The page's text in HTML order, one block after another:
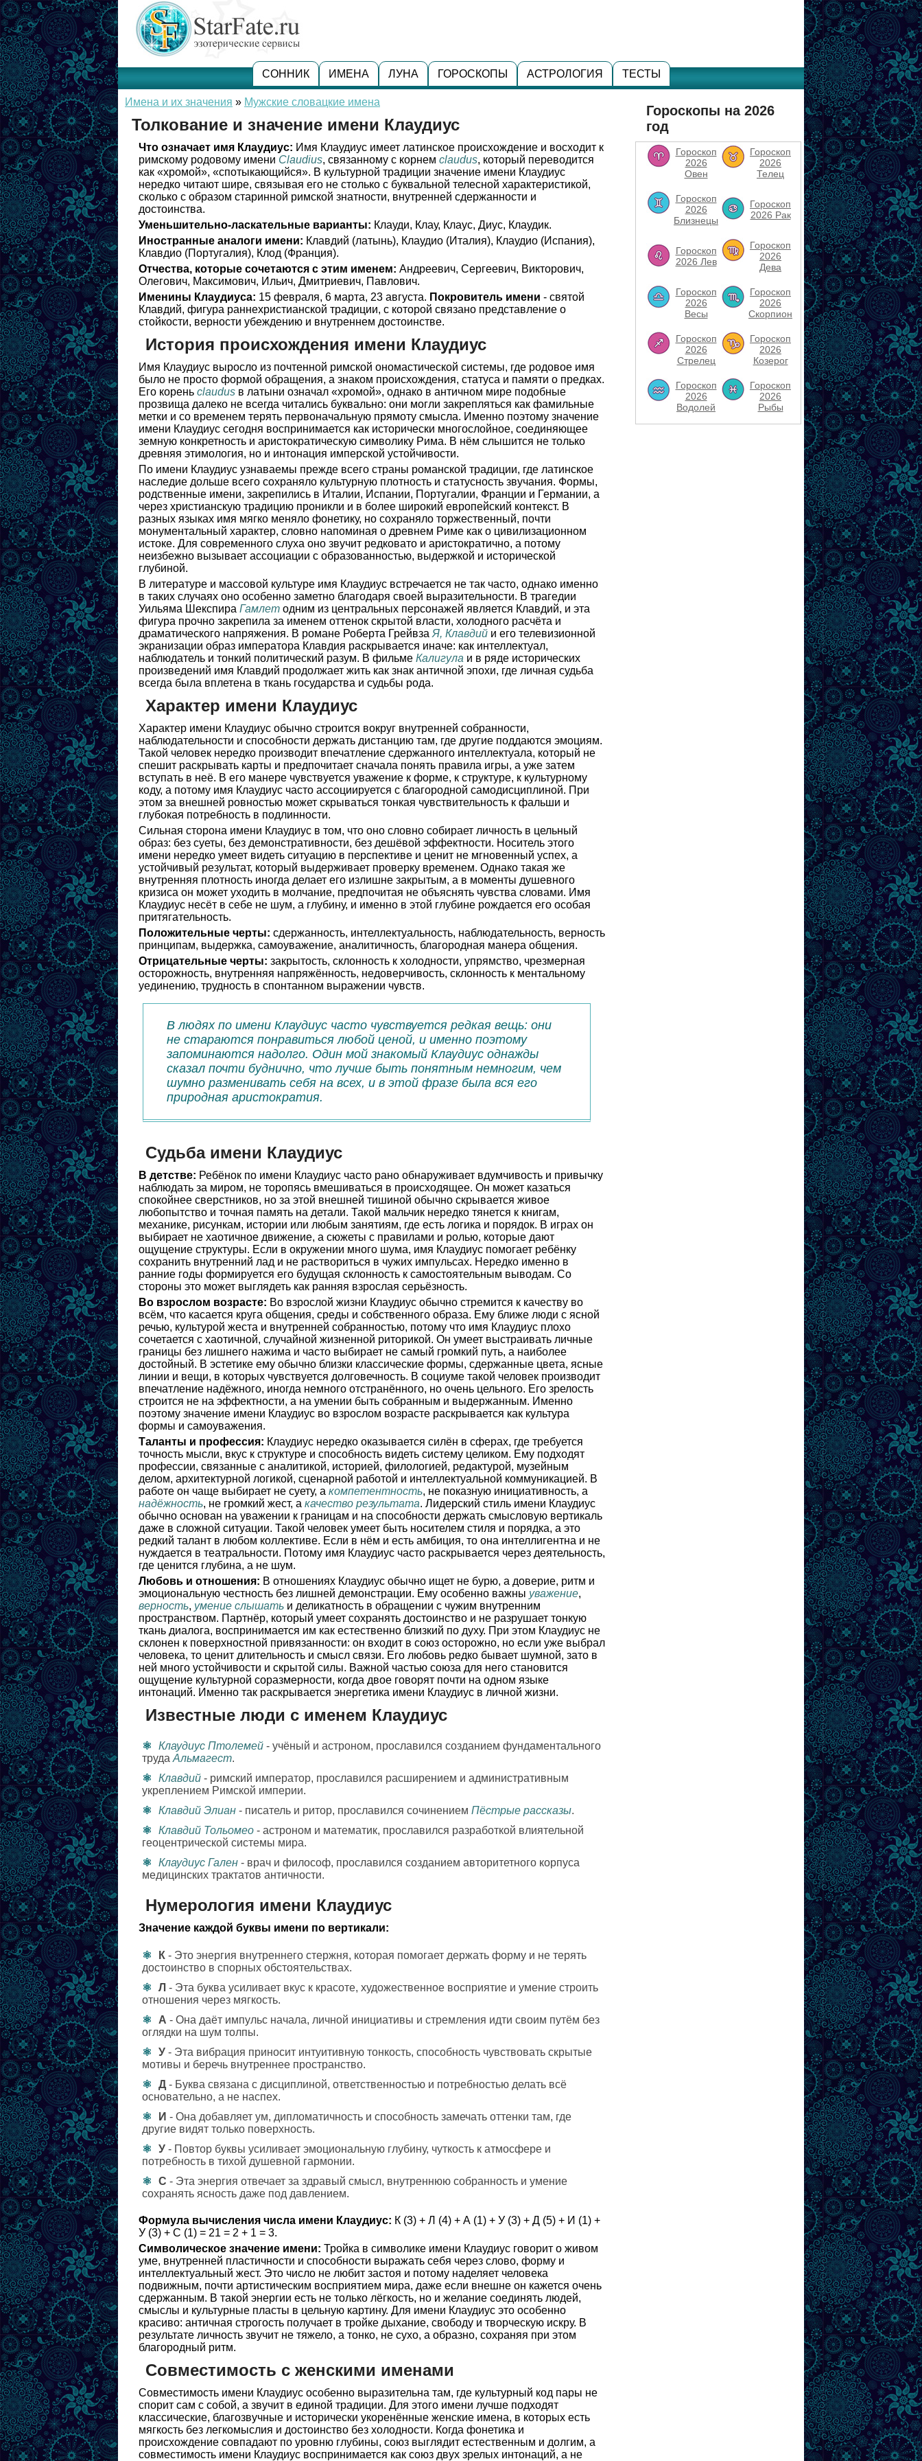
СОННИК ИМЕНА ЛУНА ГОРОСКОПЫ АСТРОЛОГИЯ ТЕСТЫ
Имена и их значения » Мужские словацкие имена
Толкование и значение имени Клаудиус
Что означает имя Клаудиус: Имя Клаудиус имеет латинское происхождение и восходит к
римскому родовому имени Claudius, связанному с корнем claudus, который переводится
как «хромой», «спотыкающийся». В культурной традиции значение имени Клаудиус
нередко читают шире, связывая его не столько с буквальной телесной характеристикой,
сколько с образом старинной римской знатности, внутренней сдержанности и
достоинства.
Уменьшительно-ласкательные варианты: Клауди, Клау, Клаус, Диус, Клаудик.
Иностранные аналоги имени: Клавдий (латынь), Клаудио (Италия), Клаудио (Испания),
Клавдио (Португалия), Клод (Франция).
Отчества, которые сочетаются с этим именем: Андреевич, Сергеевич, Викторович,
Олегович, Максимович, Ильич, Дмитриевич, Павлович.
Именины Клаудиуса: 15 февраля, 6 марта, 23 августа. Покровитель имени - святой
Клавдий, фигура раннехристианской традиции, с которой связано представление о
стойкости, верности убеждению и внутреннем достоинстве.
История происхождения имени Клаудиус
Имя Клаудиус выросло из почтенной римской ономастической системы, где родовое имя
было не просто формой обращения, а знаком происхождения, статуса и памяти о предках.
Его корень claudus в латыни означал «хромой», однако в античном мире подобные
прозвища далеко не всегда читались буквально: они могли закрепляться как фамильные
метки и со временем терять первоначальную прямоту смысла. Именно поэтому значение
имени Клаудиус сегодня воспринимается как исторически многослойное, соединяющее
земную конкретность и аристократическую символику Рима. В нём слышится не только
древняя этимология, но и интонация имперской устойчивости.
По имени Клаудиус узнаваемы прежде всего страны романской традиции, где латинское
наследие дольше всего сохраняло культурную плотность и статусность звучания. Формы,
родственные имени, закрепились в Италии, Испании, Португалии, Франции и Германии, а
через христианскую традицию проникли и в более широкий европейский контекст. В
разных языках имя мягко меняло фонетику, но сохраняло торжественный, почти
монументальный характер, словно напоминая о древнем Риме как о цивилизационном
истоке. Для современного слуха оно звучит редковато и аристократично, а потому
неизбежно вызывает ассоциации с образованностью, выдержкой и исторической
глубиной.
В литературе и массовой культуре имя Клаудиус встречается не так часто, однако именно
в таких случаях оно особенно заметно благодаря своей выразительности. В трагедии
Уильяма Шекспира Гамлет одним из центральных персонажей является Клавдий, и эта
фигура прочно закрепила за именем оттенок скрытой власти, холодного расчёта и
драматического напряжения. В романе Роберта Грейвза Я, Клавдий и его телевизионной
экранизации образ императора Клавдия раскрывается иначе: как интеллектуал,
наблюдатель и тонкий политический разум. В фильме Калигула и в ряде исторических
произведений имя Клавдий продолжает жить как знак античной эпохи, где личная судьба
всегда была вплетена в ткань государства и судьбы рода.
Характер имени Клаудиус
Характер имени Клаудиус обычно строится вокруг внутренней собранности,
наблюдательности и способности держать дистанцию там, где другие поддаются эмоциям.
Такой человек нередко производит впечатление сдержанного интеллектуала, который не
спешит раскрывать карты и предпочитает сначала понять правила игры, а уже затем
вступать в неё. В его манере чувствуется уважение к форме, к структуре, к культурному
коду, а потому имя Клаудиус часто ассоциируется с благородной самодисциплиной. При
этом за внешней ровностью может скрываться тонкая чувствительность к фальши и
глубокая потребность в подлинности.
Сильная сторона имени Клаудиус в том, что оно словно собирает личность в цельный
образ: без суеты, без демонстративности, без дешёвой эффектности. Носитель этого
имени нередко умеет видеть ситуацию в перспективе и ценит не мгновенный успех, а
устойчивый результат, который выдерживает проверку временем. Однако такая же
внутренняя плотность иногда делает его излишне закрытым, а в моменты душевного
кризиса он может уходить в молчание, предпочитая не объяснять чувства словами. Имя
Клаудиус несёт в себе не шум, а глубину, и именно в этой глубине рождается его особая
притягательность.
Положительные черты: сдержанность, интеллектуальность, наблюдательность, верность
принципам, выдержка, самоуважение, аналитичность, благородная манера общения.
Отрицательные черты: закрытость, склонность к холодности, упрямство, чрезмерная
осторожность, внутренняя напряжённость, недоверчивость, склонность к ментальному
уединению, трудность в спонтанном выражении чувств.
В людях по имени Клаудиус часто чувствуется редкая вещь: они
не стараются понравиться любой ценой, и именно поэтому
запоминаются надолго. Один мой знакомый Клаудиус однажды
сказал почти буднично, что лучше быть понятным немногим, чем
шумно разменивать себя на всех, и в этой фразе была вся его
природная аристократия.
Судьба имени Клаудиус
В детстве: Ребёнок по имени Клаудиус часто рано обнаруживает вдумчивость и привычку
наблюдать за миром, не торопясь вмешиваться в происходящее. Он может казаться
спокойнее сверстников, но за этой внешней тишиной обычно скрывается живое
любопытство и точная память на детали. Такой мальчик нередко тянется к книгам,
механике, рисункам, истории или любым занятиям, где есть логика и порядок. В играх он
выбирает не хаотичное движение, а сюжеты с правилами и ролью, которые дают
ощущение структуры. Если в окружении много шума, имя Клаудиус помогает ребёнку
сохранить внутренний лад и не раствориться в чужих импульсах. Нередко именно в
ранние годы формируется его будущая склонность к самостоятельным выводам. Со
стороны это может выглядеть как ранняя взрослая серьёзность.
Во взрослом возрасте: Во взрослой жизни Клаудиус обычно стремится к качеству во
всём, что касается круга общения, среды и собственного образа. Ему ближе люди с ясной
речью, культурой жеста и внутренней собранностью, потому что имя Клаудиус плохо
сочетается с хаотичной, случайной жизненной риторикой. Он умеет выстраивать личные
границы без лишнего нажима и часто выбирает не самый громкий путь, а наиболее
достойный. В эстетике ему обычно близки классические формы, сдержанные цвета, ясные
линии и вещи, в которых чувствуется долговечность. В социуме такой человек производит
впечатление надёжного, иногда немного отстранённого, но очень цельного. Его зрелость
строится не на эффектности, а на умении быть собранным и выдержанным. Именно
поэтому значение имени Клаудиус во взрослом возрасте раскрывается как культура
формы и самоуважения.
Таланты и профессия: Клаудиус нередко оказывается силён в сферах, где требуется
точность мысли, вкус к структуре и способность видеть систему целиком. Ему подходят
профессии, связанные с аналитикой, историей, филологией, редактурой, музейным
делом, архитектурной логикой, сценарной работой и интеллектуальной коммуникацией. В
работе он чаще выбирает не суету, а компетентность, не показную инициативность, а
надёжность, не громкий жест, а качество результата. Лидерский стиль имени Клаудиус
обычно основан на уважении к границам и на способности держать смысловую вертикаль
даже в сложной ситуации. Такой человек умеет быть носителем стиля и порядка, а это
редкий талант в любом коллективе. Если в нём и есть амбиция, то она интеллигентна и не
нуждается в театральности. Потому имя Клаудиус часто раскрывается через деятельность,
где ценится глубина, а не шум.
Любовь и отношения: В отношениях Клаудиус обычно ищет не бурю, а доверие, ритм и
эмоциональную честность без лишней демонстрации. Ему особенно важны уважение,
верность, умение слышать и деликатность в обращении с чужим внутренним
пространством. Партнёр, который умеет сохранять достоинство и не разрушает тонкую
ткань диалога, воспринимается им как естественно близкий по духу. При этом Клаудиус не
склонен к поверхностной привязанности: он входит в союз осторожно, но если уже выбрал
человека, то ценит длительность и смысл связи. Его любовь редко бывает шумной, зато в
ней много устойчивости и скрытой силы. Важной частью союза для него становится
ощущение культурной соразмерности, когда двое говорят почти на одном языке
интонаций. Именно так раскрывается энергетика имени Клаудиус в личной жизни.
Известные люди с именем Клаудиус
Клаудиус Птолемей - учёный и астроном, прославился созданием фундаментального
труда Альмагест.
Клавдий - римский император, прославился расширением и административным
укреплением Римской империи.
Клавдий Элиан - писатель и ритор, прославился сочинением Пёстрые рассказы.
Клавдий Тольомео - астроном и математик, прославился разработкой влиятельной
геоцентрической системы мира.
Клаудиус Гален - врач и философ, прославился созданием авторитетного корпуса
медицинских трактатов античности.
Нумерология имени Клаудиус
Значение каждой буквы имени по вертикали:
К - Это энергия внутреннего стержня, которая помогает держать форму и не терять
достоинство в спорных обстоятельствах.
Л - Эта буква усиливает вкус к красоте, художественное восприятие и умение строить
отношения через мягкость.
А - Она даёт импульс начала, личной инициативы и стремления идти своим путём без
оглядки на шум толпы.
У - Эта вибрация приносит интуитивную тонкость, способность чувствовать скрытые
мотивы и беречь внутреннее пространство.
Д - Буква связана с дисциплиной, ответственностью и потребностью делать всё
основательно, а не наспех.
И - Она добавляет ум, дипломатичность и способность замечать оттенки там, где
другие видят только поверхность.
У - Повтор буквы усиливает эмоциональную глубину, чуткость к атмосфере и
потребность в тихой душевной гармонии.
С - Эта энергия отвечает за здравый смысл, внутреннюю собранность и умение
сохранять ясность даже под давлением.
Формула вычисления числа имени Клаудиус: К (3) + Л (4) + А (1) + У (3) + Д (5) + И (1) +
У (3) + С (1) = 21 = 2 + 1 = 3.
Символическое значение имени: Тройка в символике имени Клаудиус говорит о живом
уме, внутренней пластичности и способности выражать себя через слово, форму и
интеллектуальный жест. Это число не любит застоя и потому наделяет человека
подвижным, почти артистическим восприятием мира, даже если внешне он кажется очень
сдержанным. В такой энергии есть не только лёгкость, но и желание соединять людей,
смыслы и культурные пласты в цельную картину. Для имени Клаудиус это особенно
красиво: античная строгость получает в тройке дыхание, свободу и творческую искру. В
результате личность звучит не тяжело, а тонко, не сухо, а образно, сохраняя при этом
благородный ритм.
Совместимость с женскими именами
Совместимость имени Клаудиус особенно выразительна там, где культурный код пары не
спорит сам с собой, а звучит в единой традиции. Для этого имени лучше подходят
классические, благозвучные и исторически укоренённые женские имена, в которых есть
мягкость без легкомыслия и достоинство без холодности. Когда фонетика и
происхождение совпадают по уровню глубины, союз выглядит естественным и долгим, а
совместимость имени Клаудиус воспринимается как союз двух зрелых интонаций, а не
Гороскопы на 2026
год
Гороскоп
2026
Овен
Гороскоп
2026
Телец
Гороскоп
2026
Близнецы
Гороскоп
2026 Рак
Гороскоп
2026 Лев
Гороскоп
2026
Дева
Гороскоп
2026
Весы
Гороскоп
2026
Скорпион
Гороскоп
2026
Стрелец
Гороскоп
2026
Козерог
Гороскоп
2026
Водолей
Гороскоп
2026
Рыбы